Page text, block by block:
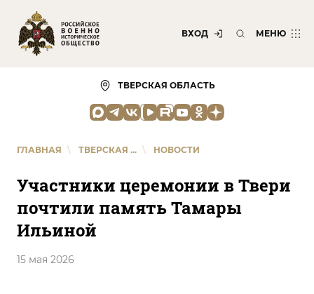
ВХОД МЕНЮ
ТВЕРСКАЯ ОБЛАСТЬ
ГЛАВНАЯ \ ТВЕРСКАЯ ... \ НОВОСТИ
Участники церемонии в Твери
почтили память Тамары
Ильиной
15 мая 2026